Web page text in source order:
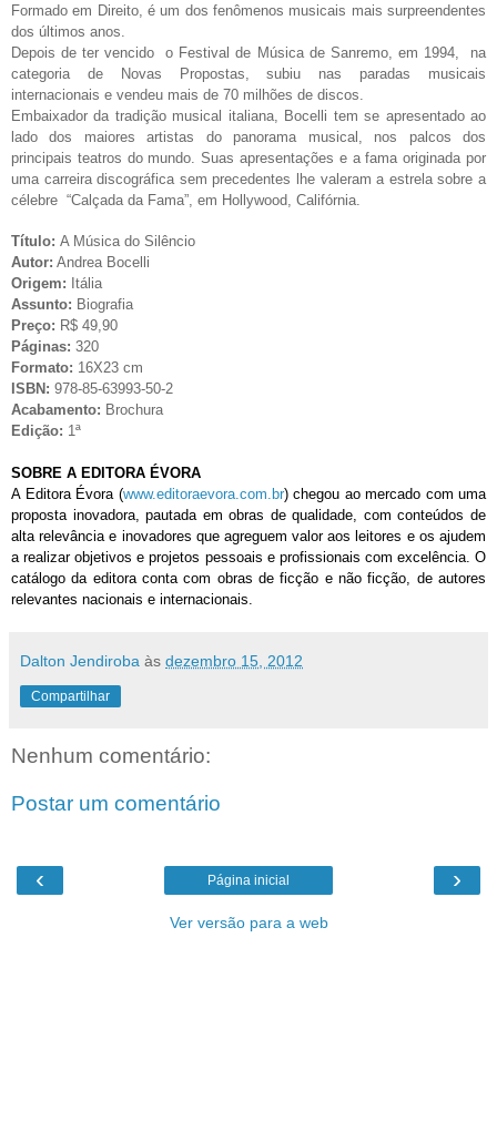
Formado em Direito, é um dos fenômenos musicais mais surpreendentes
dos últimos anos.
Depois de ter vencido o Festival de Música de Sanremo, em 1994, na
categoria de Novas Propostas, subiu nas paradas musicais
internacionais e vendeu mais de 70 milhões de discos.
Embaixador da tradição musical italiana, Bocelli tem se apresentado ao
lado dos maiores artistas do panorama musical, nos palcos dos
principais teatros do mundo. Suas apresentações e a fama originada por
uma carreira discográfica sem precedentes lhe valeram a estrela sobre a
célebre “Calçada da Fama”, em Hollywood, Califórnia.
Título: A Música do Silêncio
Autor: Andrea Bocelli
Origem: Itália
Assunto: Biografia
Preço: R$ 49,90
Páginas: 320
Formato: 16X23 cm
ISBN: 978-85-63993-50-2
Acabamento: Brochura
Edição: 1ª
SOBRE A EDITORA ÉVORA
A Editora Évora (www.editoraevora.com.br) chegou ao mercado com uma
proposta inovadora, pautada em obras de qualidade, com conteúdos de
alta relevância e inovadores que agreguem valor aos leitores e os ajudem
a realizar objetivos e projetos pessoais e profissionais com excelência. O
catálogo da editora conta com obras de ficção e não ficção, de autores
relevantes nacionais e internacionais.
Dalton Jendiroba às dezembro 15, 2012
Compartilhar
Nenhum comentário:
Postar um comentário
‹ ›
Página inicial
Ver versão para a web